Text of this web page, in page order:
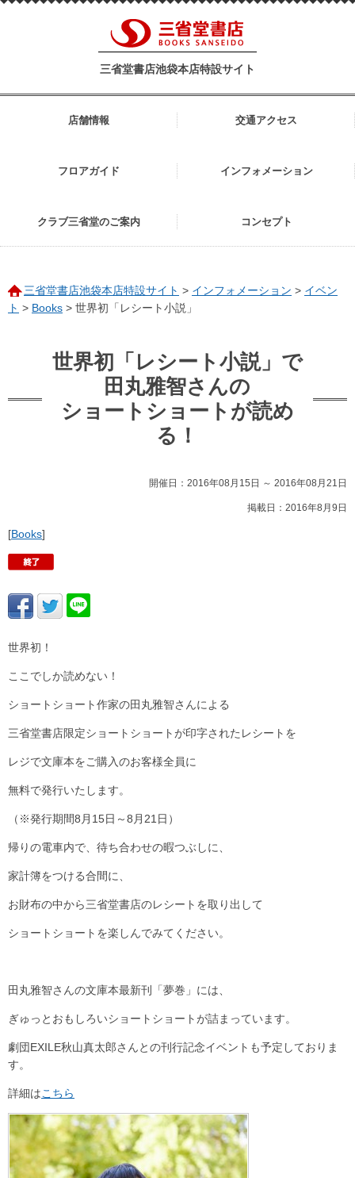
三省堂書店池袋本店特設サイト
店舗情報 交通アクセス
フロアガイド インフォメーション
クラブ三省堂のご案内 コンセプト
三省堂書店池袋本店特設サイト > インフォメーション > イベン
ト > Books > 世界初「レシート小説」
世界初「レシート小説」で
田丸雅智さんの
ショートショートが読め
る！
開催日：2016年08月15日 ～ 2016年08月21日
掲載日：2016年8月9日
[Books]
世界初！
ここでしか読めない！
ショートショート作家の田丸雅智さんによる
三省堂書店限定ショートショートが印字されたレシートを
レジで文庫本をご購入のお客様全員に
無料で発行いたします。
（※発行期間8月15日～8月21日）
帰りの電車内で、待ち合わせの暇つぶしに、
家計簿をつける合間に、
お財布の中から三省堂書店のレシートを取り出して
ショートショートを楽しんでみてください。
田丸雅智さんの文庫本最新刊「夢巻」には、
ぎゅっとおもしろいショートショートが詰まっています。
劇団EXILE秋山真太郎さんとの刊行記念イベントも予定しておりま
す。
詳細はこちら